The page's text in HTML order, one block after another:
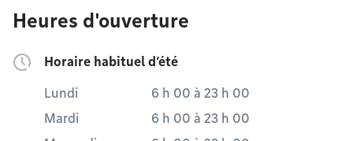
Heures d'ouverture
Horaire habituel d’été
Lundi 6 h 00 à 23 h 00
Mardi
6 h 00 à 23 h 00